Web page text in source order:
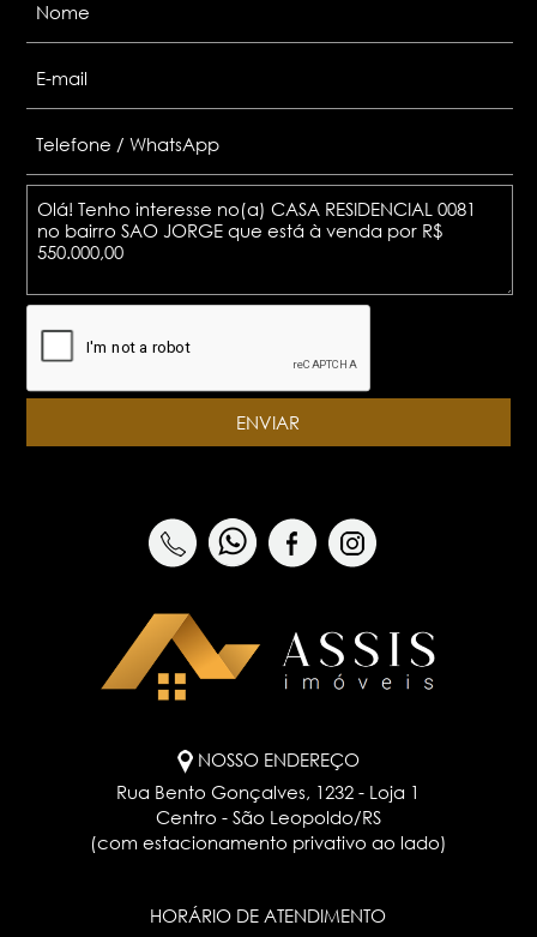
NOSSO ENDEREÇO
Rua Bento Gonçalves, 1232 - Loja 1
Centro - São Leopoldo/RS
(com estacionamento privativo ao lado)
HORÁRIO DE ATENDIMENTO